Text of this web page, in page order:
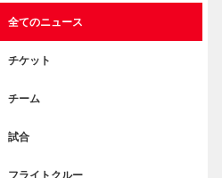
全てのニュース
チケット
チーム
試合
フライトクルー